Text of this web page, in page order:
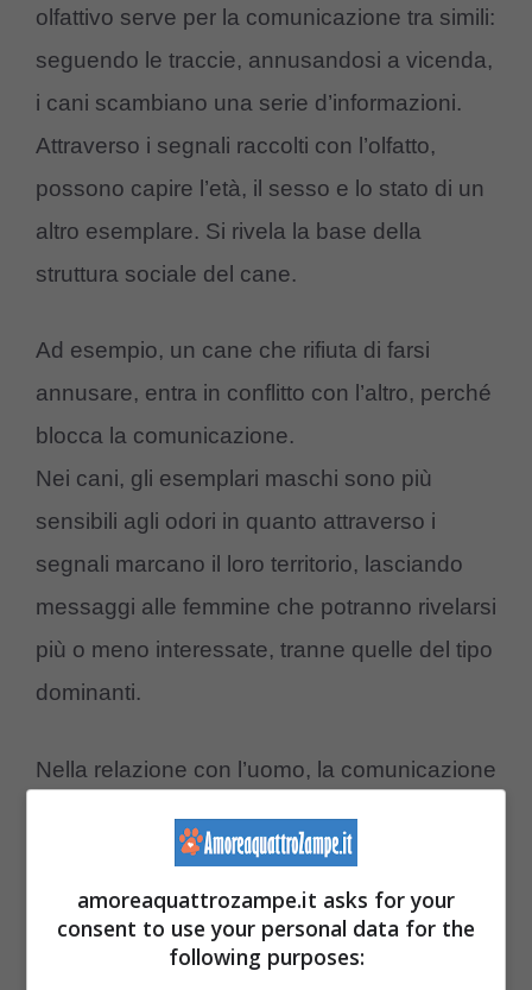
olfattivo serve per la comunicazione tra simili:
seguendo le traccie, annusandosi a vicenda,
i cani scambiano una serie d’informazioni.
Attraverso i segnali raccolti con l’olfatto,
possono capire l’età, il sesso e lo stato di un
altro esemplare. Si rivela la base della
struttura sociale del cane.
Ad esempio, un cane che rifiuta di farsi
annusare, entra in conflitto con l’altro, perché
blocca la comunicazione.
Nei cani, gli esemplari maschi sono più
sensibili agli odori in quanto attraverso i
segnali marcano il loro territorio, lasciando
messaggi alle femmine che potranno rivelarsi
più o meno interessate, tranne quelle del tipo
dominanti.
Nella relazione con l’uomo, la comunicazione
un cane annusa una persona può capire lo
stato emotivo, se si tratta di un uomo o di una
donna e molti altri dati importanti per
amoreaquattrozampe.it asks for your
consent to use your personal data for the
following purposes: